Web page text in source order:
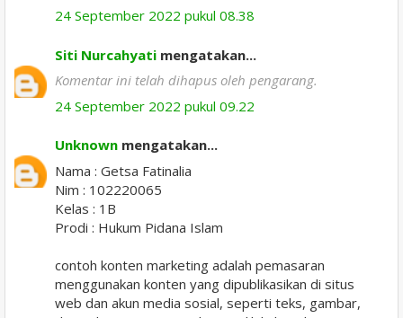
24 September 2022 pukul 08.38
Siti Nurcahyati mengatakan...
Komentar ini telah dihapus oleh pengarang.
24 September 2022 pukul 09.22
Unknown mengatakan...
Nama : Getsa Fatinalia
Nim : 102220065
Kelas : 1B
Prodi : Hukum Pidana Islam
contoh konten marketing adalah pemasaran
menggunakan konten yang dipublikasikan di situs
web dan akun media sosial, seperti teks, gambar,